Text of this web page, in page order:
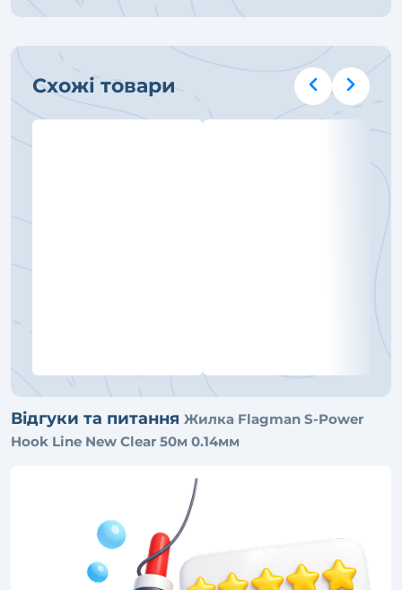
Схожі товари
Відгуки та питання Жилка Flagman S-Power
Hook Line New Clear 50м 0.14мм